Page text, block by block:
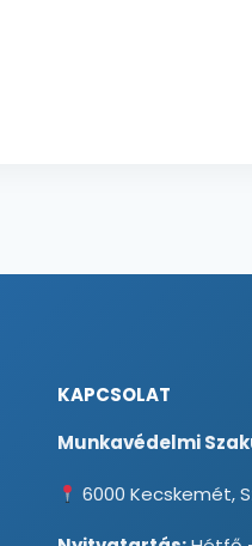
KAPCSOLAT
Munkavédelmi
6000 Kecskemét,